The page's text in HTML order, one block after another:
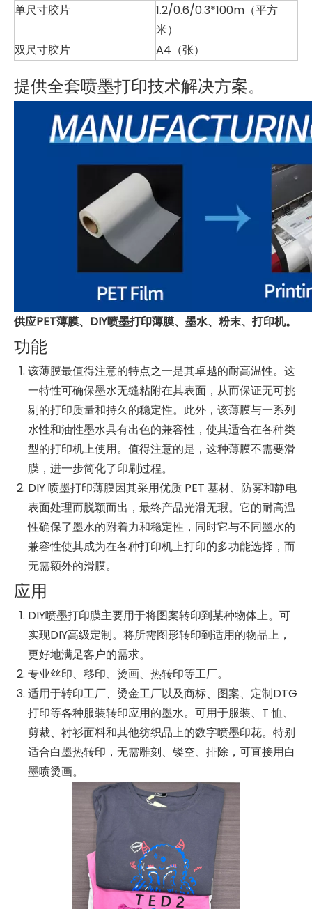
单尺寸胶片
1.2/0.6/0.3*100m（平方
米）
双尺寸胶片
A4（张）
提供全套喷墨打印技术解决方案。
供应PET薄膜、DIY喷墨打印薄膜、墨水、粉末、打印机。
功能
该薄膜最值得注意的特点之一是其卓越的耐高温性。这
一特性可确保墨水无缝粘附在其表面，从而保证无可挑
剔的打印质量和持久的稳定性。此外，该薄膜与一系列
水性和油性墨水具有出色的兼容性，使其适合在各种类
型的打印机上使用。值得注意的是，这种薄膜不需要滑
膜，进一步简化了印刷过程。
DIY 喷墨打印薄膜因其采用优质 PET 基材、防雾和静电
表面处理而脱颖而出，最终产品光滑无瑕。它的耐高温
性确保了墨水的附着力和稳定性，同时它与不同墨水的
兼容性使其成为在各种打印机上打印的多功能选择，而
无需额外的滑膜。
应用
DIY喷墨打印膜主要用于将图案转印到某种物体上。可
实现DIY高级定制。将所需图形转印到适用的物品上，
更好地满足客户的需求。
专业丝印、移印、烫画、热转印等工厂。
适用于转印工厂、烫金工厂以及商标、图案、定制DTG
打印等各种服装转印应用的墨水。可用于服装、T 恤、
剪裁、衬衫面料和其他纺织品上的数字喷墨印花。特别
适合白墨热转印，无需雕刻、镂空、排除，可直接用白
墨喷烫画。